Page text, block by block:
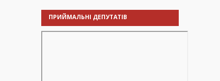
ПРИЙМАЛЬНІ ДЕПУТАТІВ